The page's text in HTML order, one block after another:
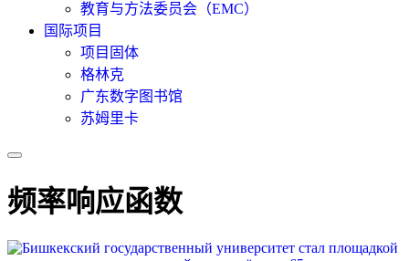
教育与方法委员会（EMC）
国际项目
项目固体
格林克
广东数字图书馆
苏姆里卡
频率响应函数